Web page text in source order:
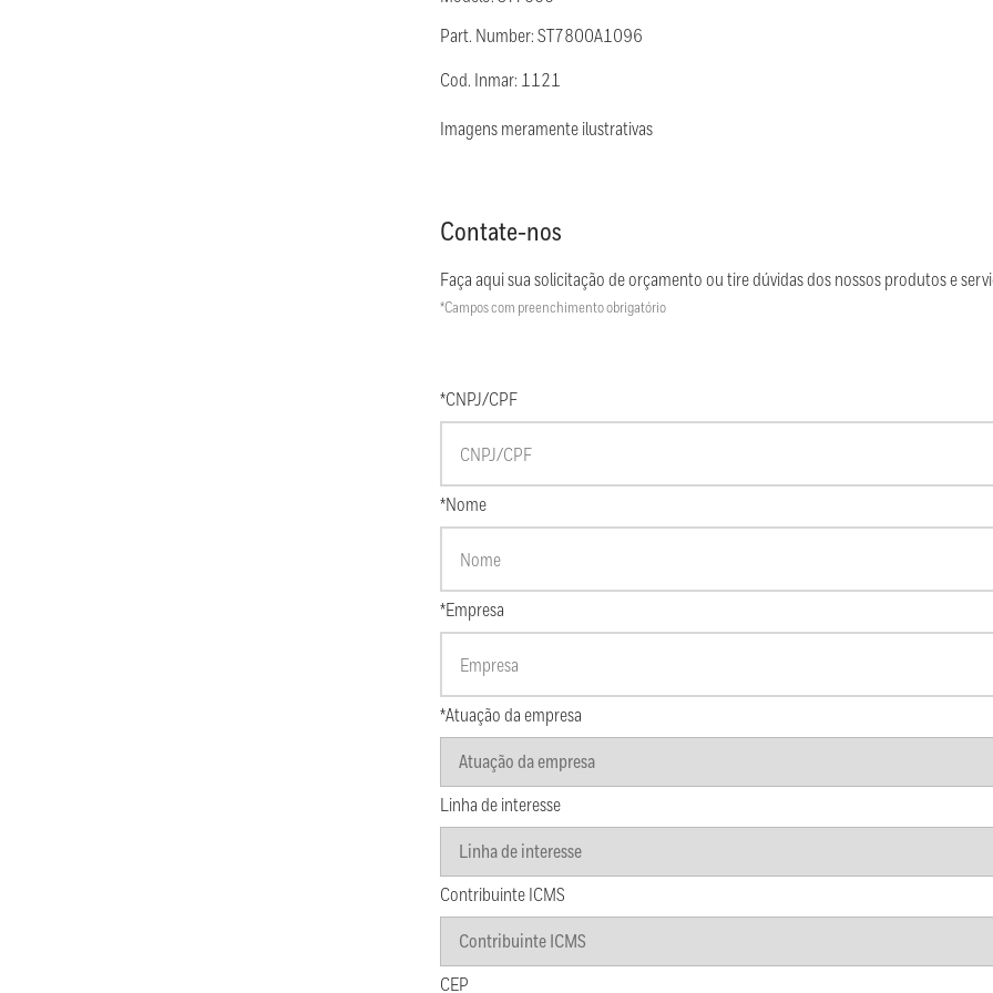
Part. Number: ST7800A1096
Cod. Inmar: 1121
Imagens meramente ilustrativas
Contate-nos
Faça aqui sua solicitação de orçamento ou tire dúvidas dos nossos produtos e
*Campos com preenchimento obrigatório
*CNPJ/CPF
*Nome
*Empresa
*Atuação da empresa
Linha de interesse
Contribuinte ICMS
CEP